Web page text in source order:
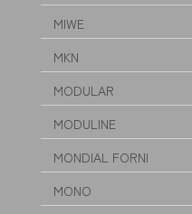
MIWE
MKN
MODULAR
MODULINE
MONDIAL FORNI
MONO